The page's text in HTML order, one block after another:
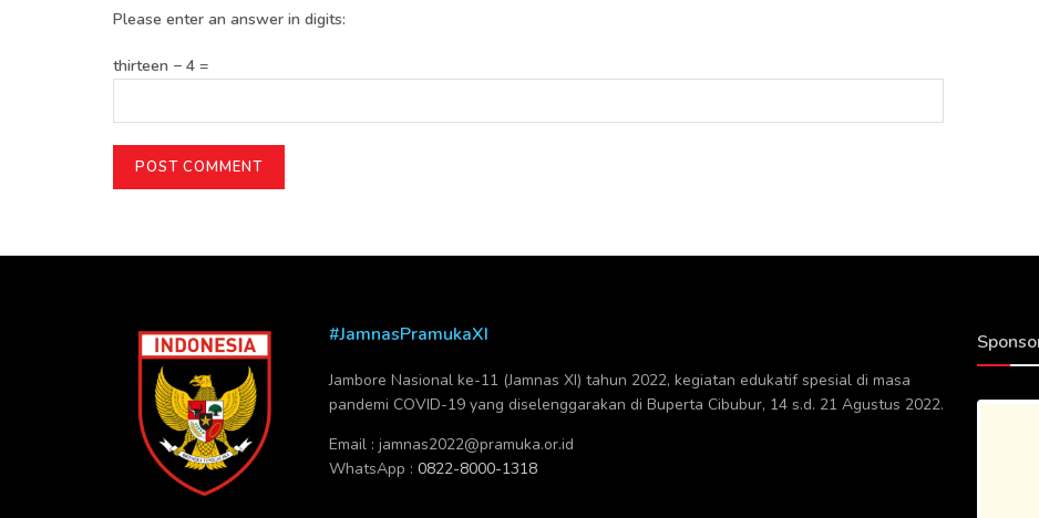
Please enter an answer in digits:
thirteen − 4 =
#JamnasPramukaXI
Jambore Nasional ke-11 (Jamnas XI) tahun 2022, kegiatan edukatif spesial di masa
pandemi COVID-19 yang diselenggarakan di Buperta Cibubur, 14 s.d. 21 Agustus 2022.
Email : jamnas2022@pramuka.or.id
WhatsApp : 0822-8000-1318